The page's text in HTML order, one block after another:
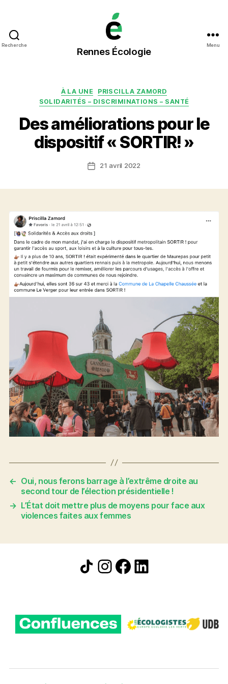
Recherche
Rennes
Écologie
Rennes Écologie
Menu
Catégories
À LA UNE
PRISCILLA ZAMORD
SOLIDARITÉS – DISCRIMINATIONS – SANTÉ
Des améliorations pour le
dispositif « SORTIR! »
Date21 avril 2022
← Oui, nous ferons barrage à l’extrême droite au
second tour de l’élection présidentielle !
→ L’État doit mettre plus de moyens pour face aux
violences faites aux femmes
Icône de partage
Instagram
Facebook
LinkedIn